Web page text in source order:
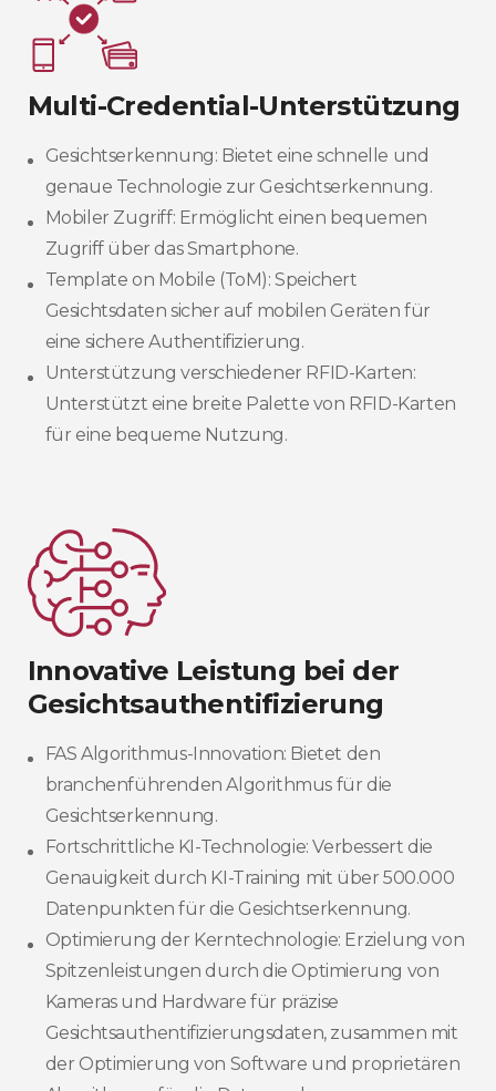
Multi-Credential-Unterstützung
Gesichtserkennung: Bietet eine schnelle und
genaue Technologie zur Gesichtserkennung.
Mobiler Zugriff: Ermöglicht einen bequemen
Zugriff über das Smartphone.
Template on Mobile (ToM): Speichert
Gesichtsdaten sicher auf mobilen Geräten für
eine sichere Authentifizierung.
Unterstützung verschiedener RFID-Karten:
Unterstützt eine breite Palette von RFID-Karten
für eine bequeme Nutzung.
Innovative Leistung bei der
Gesichtsauthentifizierung
FAS Algorithmus-Innovation: Bietet den
branchenführenden Algorithmus für die
Gesichtserkennung.
Fortschrittliche KI-Technologie: Verbessert die
Genauigkeit durch KI-Training mit über 500.000
Datenpunkten für die Gesichtserkennung.
Optimierung der Kerntechnologie: Erzielung von
Spitzenleistungen durch die Optimierung von
Kameras und Hardware für präzise
Gesichtsauthentifizierungsdaten, zusammen mit
der Optimierung von Software und proprietären